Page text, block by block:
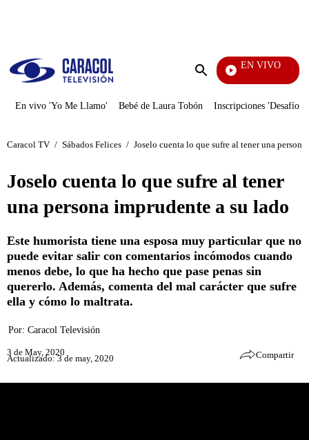
Enviar
EN VIVO
Mi Pecado
En vivo 'Yo Me Llamo' Bebé de Laura Tobón Inscripciones 'Desafío'
Caracol TV / Sábados Felices / Joselo cuenta lo que sufre al tener una
Joselo cuenta lo que sufre al tener
una persona imprudente a su lado
Este humorista tiene una esposa muy particular que no
puede evitar salir con comentarios incómodos cuando
menos debe, lo que ha hecho que pase penas sin
quererlo. Además, comenta del mal carácter que sufre
ella y cómo lo maltrata.
Por: Caracol Televisión
3 de May, 2020
Actualizado: 3 de may, 2020 Compartir